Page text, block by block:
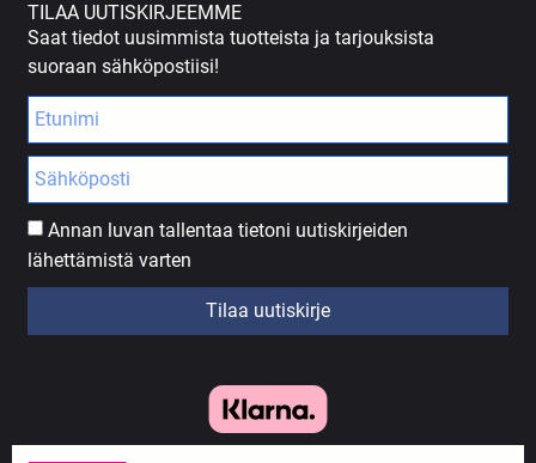
TILAA UUTISKIRJEEMME
Saat tiedot uusimmista tuotteista ja tarjouksista
suoraan sähköpostiisi!
Annan luvan tallentaa tietoni uutiskirjeiden
lähettämistä varten
Tilaa uutiskirje